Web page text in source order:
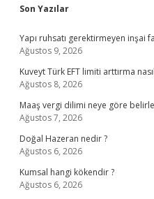
Sidebar
Son Yazılar
Yapı ruhsatı gerektirmeyen inşai
Ağustos 9, 2026
Kuveyt Türk EFT limiti arttırma
Ağustos 8, 2026
Maaş vergi dilimi neye göre
Ağustos 7, 2026
Doğal Hazeran nedir ?
Ağustos 6, 2026
Kumsal hangi kökendir ?
Ağustos 6, 2026